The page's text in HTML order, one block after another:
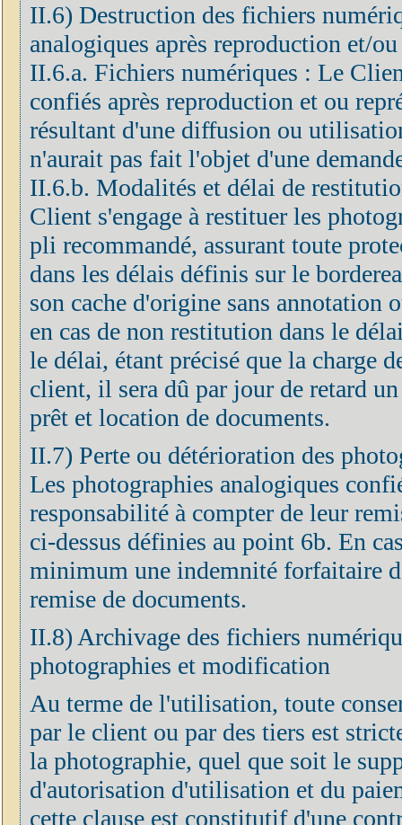
II.6) Destruction des fichiers
analogiques après reproduction et/
II.6.a. Fichiers numériques : Le
confiés après reproduction et ou
résultant d'une diffusion ou
n'aurait pas fait l'objet d'une
II.6.b. Modalités et délai de
Client s'engage à restituer les
pli recommandé, assurant toute
dans les délais définis sur le
son cache d'origine sans
en cas de non restitution dans le
le délai, étant précisé que la charge
client, il sera dû par jour de retard
prêt et location de documents.
II.7) Perte ou détérioration des
Les photographies analogiques
responsabilité à compter de leur
ci-dessus définies au point 6b. En
minimum une indemnité forfaitaire
remise de documents.
II.8) Archivage des fichiers
photographies et modification
Au terme de l'utilisation, toute
par le client ou par des tiers est
la photographie, quel que soit le
d'autorisation d'utilisation et du
cette clause est constitutif d'une